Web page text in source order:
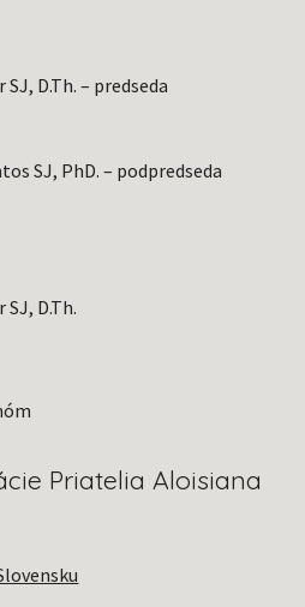
D.Th. – predseda
SJ, PhD. – podpredseda
D.Th.
Priatelia Aloisiana